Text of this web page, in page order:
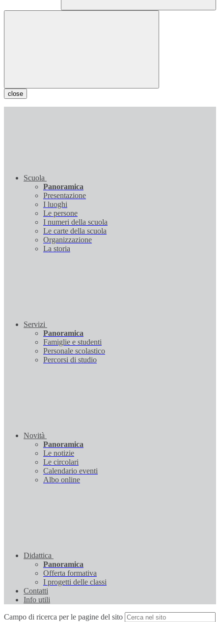
close
Scuola
Panoramica
Presentazione
I luoghi
Le persone
I numeri della scuola
Le carte della scuola
Organizzazione
La storia
Servizi
Panoramica
Famiglie e studenti
Personale scolastico
Percorsi di studio
Novità
Panoramica
Le notizie
Le circolari
Calendario eventi
Albo online
Didattica
Panoramica
Offerta formativa
I progetti delle classi
Contatti
Info utili
Campo di ricerca per le pagine del sito